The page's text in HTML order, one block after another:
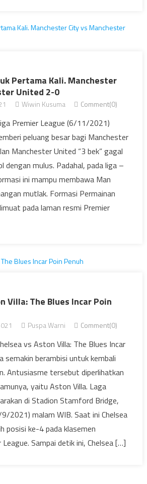
Pertama Kali. Manchester
United 2-0
Wiwin Kusuma Comment(0)
Premier League (6/11/2021)
peluang besar bagi Manchester
Manchester United “3 bek” gagal
dengan mulus. Padahal, pada liga –
ini mampu membawa Man
mutlak. Formasi Permainan
pada laman resmi Premier
Villa: The Blues Incar Poin
Puspa Warni Comment(0)
vs Aston Villa: The Blues Incar
semakin berambisi untuk kembali
Antusiasme tersebut diperlihatkan
yaitu Aston Villa. Laga
di Stadion Stamford Bridge,
2021) malam WIB. Saat ini Chelsea
posisi ke-4 pada klasemen
Sampai detik ini, Chelsea […]